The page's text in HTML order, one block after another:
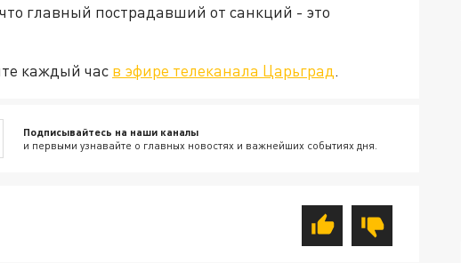
главный пострадавший от санкций - это
каждый час в эфире телеканала Царьград.
Подписывайтесь на наши каналы
и первыми узнавайте о главных новостях и важнейших событиях дня.